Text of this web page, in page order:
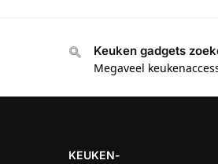
Keuken gadgets
Megaveel
KEUKEN-